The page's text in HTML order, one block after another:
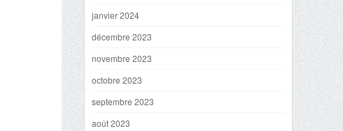
janvier 2024
décembre 2023
novembre 2023
octobre 2023
septembre 2023
août 2023